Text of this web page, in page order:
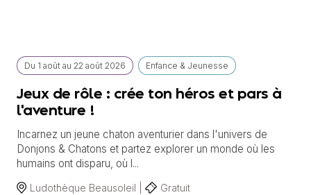
Du 1 août au 22 août 2026 Enfance & Jeunesse
Jeux de rôle : crée ton héros et pars à
l'aventure !
Incarnez un jeune chaton aventurier dans l'univers de
Donjons & Chatons et partez explorer un monde où les
humains ont disparu, où l...
Ludothèque Beausoleil | Gratuit